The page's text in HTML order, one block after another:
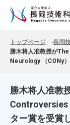
トップページ 長岡
勝木将人准教授が
Neurology （CONy
勝木将人准教
Controversies
ター賞を受賞